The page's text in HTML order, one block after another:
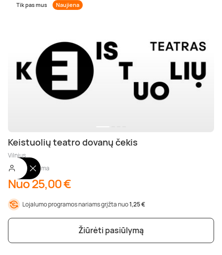
Tik pas mus Naujiena
Keistuolių teatro dovanų čekis
Vilnius
Neribojama
Nuo 25,00 €
Lojalumo programos nariams grįžta nuo1,25 €
Žiūrėti pasiūlymą